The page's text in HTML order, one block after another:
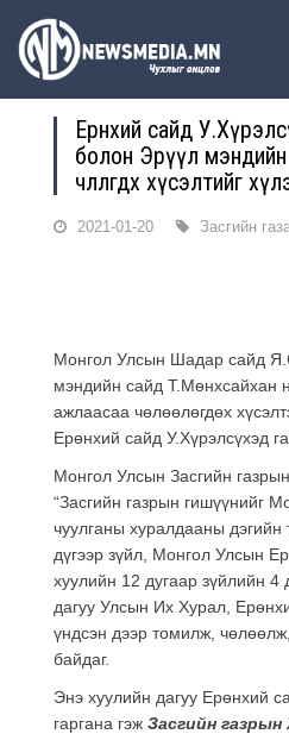
Ерөнхий сайд
болон Эрүүл
чөлөөлөгдөх хүсэлтийг
2021-01-20 Засгийн
Монгол Улсын Шадар сайд
мэндийн сайд Т.Мөнхсайхан
ажлаасаа чөлөөлөгдөх
Ерөнхий сайд У.Хүрэлсүхэд
Монгол Улсын Засгийн
“Засгийн газрын гишүүнийг
чуулганы хуралдааны дэгийн
дүгээр зүйл, Монгол Улсын
хуулийн 12 дугаар зүйлийн 4
дагуу Улсын Их Хурал,
үндсэн дээр томилж,
байдаг.
Энэ хуулийн дагуу Ерөнхий
гаргана гэж Засгийн